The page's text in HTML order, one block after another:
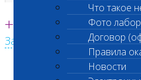
Единая круглосуточная справочная
+7 495 260 0 260
Заказать звонок с сайта
Что такое
Фото
Договор
Правила
Новости
Главная страница